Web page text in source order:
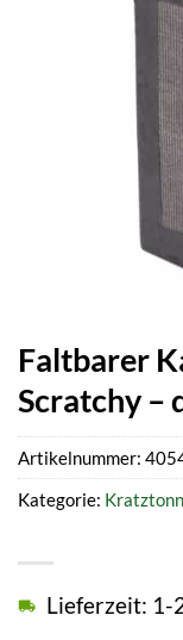
Faltbarer
Scratchy –
Lieferzeit: 1-
Artikelnummer:
Kategorie: